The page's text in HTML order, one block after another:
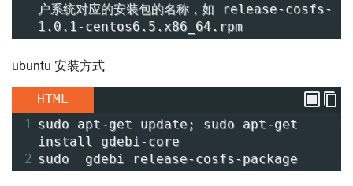
户系统对应的安装包的名称，如 release-cosfs-
1.0.1-centos6.5.x86_64.rpm
ubuntu 安装方式
HTML
1 sudo apt-get update; sudo apt-get
install gdebi-core
2 sudo  gdebi release-cosfs-package